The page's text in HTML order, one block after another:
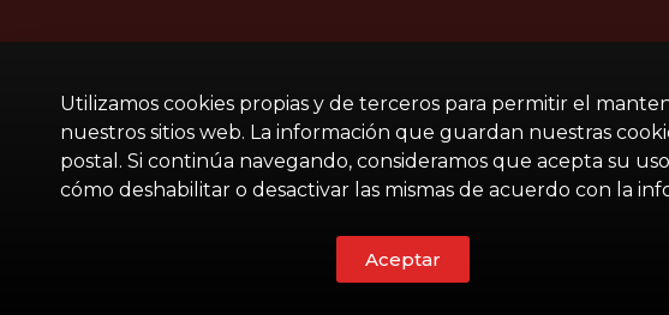
Utilizamos cookies propias y de terceros para permitir el
nuestros sitios web. La información que guardan nuestras
postal. Si continúa navegando, consideramos que acepta su
cómo deshabilitar o desactivar las mismas de acuerdo con la
Aceptar